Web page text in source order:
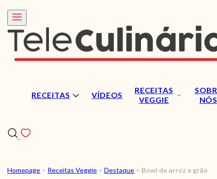
RECEITAS VÍDEOS
RECEITAS
VEGGIE
NÓS
RECEITAS
Homepage > Receitas Veggie > Destaque > Bowl de arroz e grão